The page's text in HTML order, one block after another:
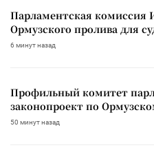
Парламентская комиссия
Ормузского пролива для
6 минут назад
Профильный комитет
законопроект по
50 минут назад